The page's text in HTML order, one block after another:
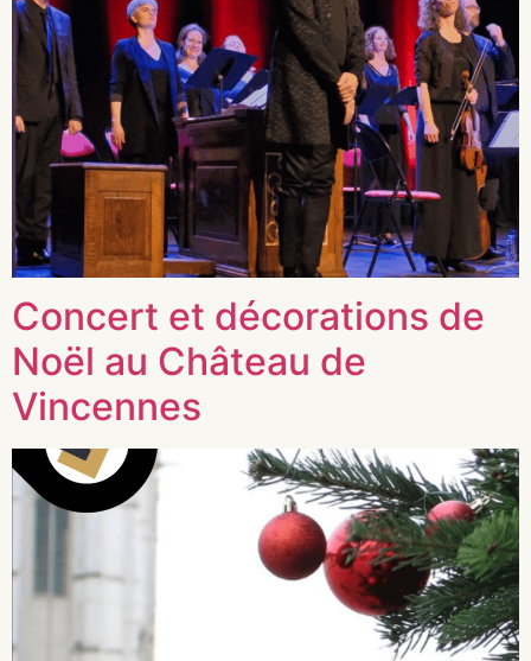
Concert et décorations de
Noël au Château de
Vincennes